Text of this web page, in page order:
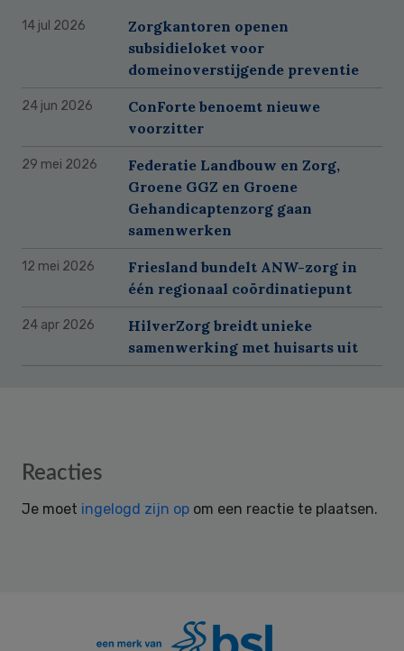
14 jul 2026
Zorgkantoren openen
subsidieloket voor
domeinoverstijgende preventie
24 jun 2026
ConForte benoemt nieuwe
voorzitter
29 mei 2026
Federatie Landbouw en Zorg,
Groene GGZ en Groene
Gehandicaptenzorg gaan
samenwerken
12 mei 2026
Friesland bundelt ANW-zorg in
één regionaal coördinatiepunt
24 apr 2026
HilverZorg breidt unieke
samenwerking met huisarts uit
Reader
Reacties
Je moet ingelogd zijn op om een reactie te plaatsen.